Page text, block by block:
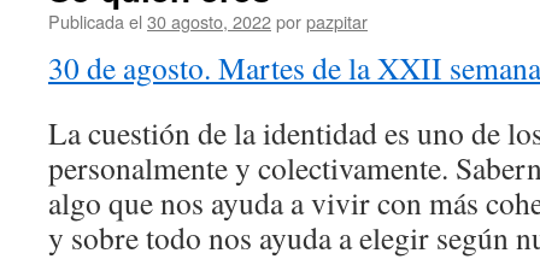
Publicada el 30 agosto, 2022porpazpitar
30 de agosto. Martes de la XXII
La cuestión de la identidad es uno de
personalmente y colectivamente.
algo que nos ayuda a vivir con más
y sobre todo nos ayuda a elegir según